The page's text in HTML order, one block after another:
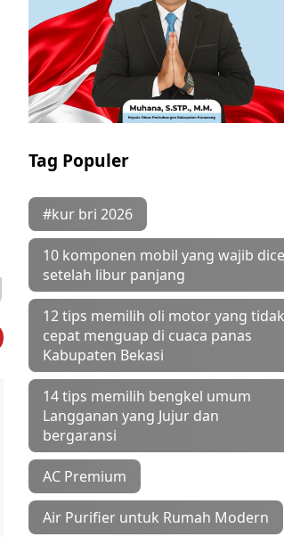
Tag Populer
#kur bri 2026
10 komponen mobil yang wajib
setelah libur panjang
12 tips memilih oli motor yang tidak
cepat menguap di cuaca panas
Kabupaten Bekasi
14 tips memilih bengkel umum
Langganan yang Jujur dan
bergaransi
AC Premium
Air Purifier untuk Rumah Modern